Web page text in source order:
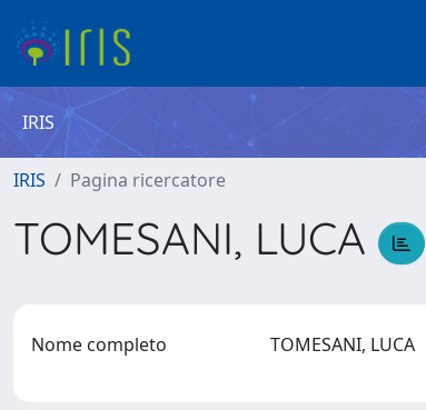
IRIS
IRIS Pagina ricercatore
TOMESANI, LUCA
Nome completo TOMESANI, LUCA